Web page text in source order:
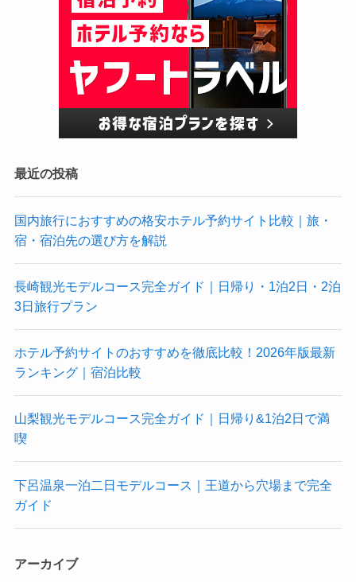
最近の投稿
国内旅行におすすめの格安ホテル予約サイト比較｜旅・
宿・宿泊先の選び方を解説
長崎観光モデルコース完全ガイド｜日帰り・1泊2日・2泊
3日旅行プラン
ホテル予約サイトのおすすめを徹底比較！2026年版最新
ランキング｜宿泊比較
山梨観光モデルコース完全ガイド｜日帰り&1泊2日で満
喫
下呂温泉一泊二日モデルコース｜王道から穴場まで完全
ガイド
アーカイブ